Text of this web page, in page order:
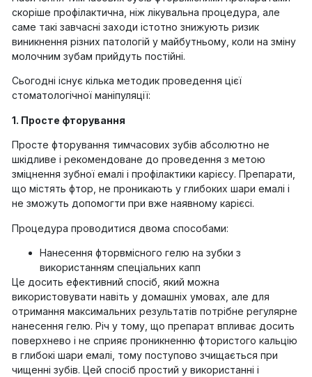
скоріше профілактична, ніж лікувальна процедура, але
саме такі завчасні заходи істотно знижують ризик
виникнення різних патологій у майбутньому, коли на зміну
молочним зубам прийдуть постійні.
Сьогодні існує кілька методик проведення цієї
стоматологічної маніпуляції:
1. Просте фторування
Просте фторування тимчасових зубів абсолютно не
шкідливе і рекомендоване до проведення з метою
зміцнення зубної емалі і профілактики карієсу. Препарати,
що містять фтор, не проникають у глибоких шари емалі і
не зможуть допомогти при вже наявному карієсі.
Процедура проводитися двома способами:
Нанесення фторвмісного гелю на зубки з
використанням спеціальних капп
Це досить ефективний спосіб, який можна
використовувати навіть у домашніх умовах, але для
отримання максимальних результатів потрібне регулярне
нанесення гелю. Річ у тому, що препарат впливає досить
поверхнево і не сприяє проникненню фтористого кальцію
в глибокі шари емалі, тому поступово зчищається при
чищенні зубів. Цей спосіб простий у використанні і